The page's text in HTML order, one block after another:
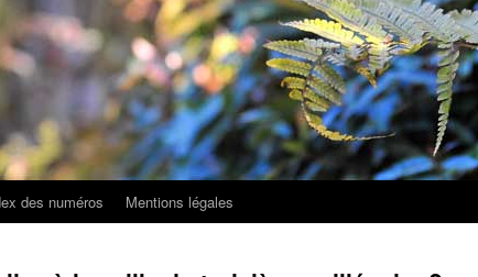
des numéros Mentions légales